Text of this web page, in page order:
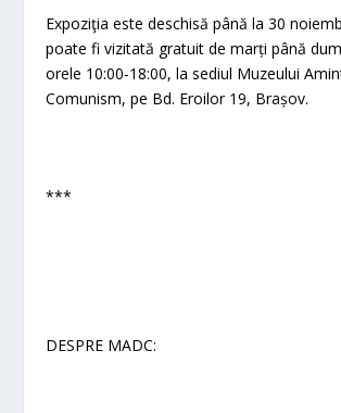
Expoziţia este deschisă până la 30
poate fi vizitată gratuit de marți până
orele 10:00-18:00, la sediul Muzeului
Comunism, pe Bd. Eroilor 19, Brașov.
***
DESPRE MADC: